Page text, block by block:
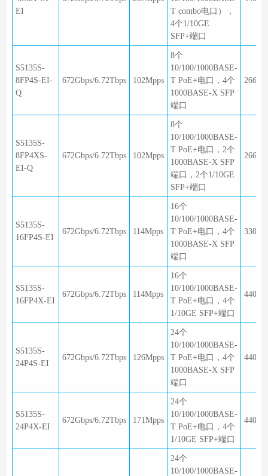
EI
T combo电口），
4个1/10GE
SFP+端口
S5135S-
8FP4S-EI-
Q
672Gbps/6.72Tbps 102Mpps
8个
10/100/1000BASE-
T PoE+电口，4个
1000BASE-X SFP
端口
S5135S-
8FP4XS-
EI-Q
672Gbps/6.72Tbps 102Mpps
8个
10/100/1000BASE-
T PoE+电口，2个
1000BASE-X SFP
端口，2个1/10GE
SFP+端口
S5135S-
16FP4S-EI
672Gbps/6.72Tbps 114Mpps
16个
10/100/1000BASE-
T PoE+电口，4个
1000BASE-X SFP
端口
S5135S-
16FP4X-EI
672Gbps/6.72Tbps 114Mpps
16个
10/100/1000BASE-
T PoE+电口，4个
1/10GE SFP+端口
S5135S-
24P4S-EI
672Gbps/6.72Tbps 126Mpps
24个
10/100/1000BASE-
T PoE+电口，4个
1000BASE-X SFP
端口
S5135S-
24P4X-EI
672Gbps/6.72Tbps 171Mpps
24个
10/100/1000BASE-
T PoE+电口，4个
1/10GE SFP+端口
24个
10/100/1000BASE-